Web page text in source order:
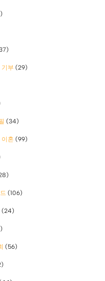
기부 (29)
(34)
이혼 (99)
(106)
(24)
(56)